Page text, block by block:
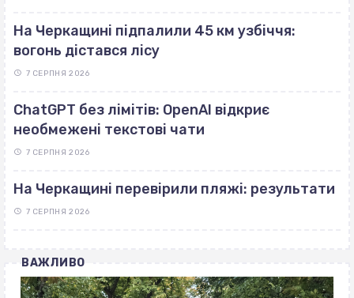
На Черкащині підпалили 45 км узбіччя:
вогонь дістався лісу
7 СЕРПНЯ 2026
ChatGPT без лімітів: OpenAI відкриє
необмежені текстові чати
7 СЕРПНЯ 2026
На Черкащині перевірили пляжі: результати
7 СЕРПНЯ 2026
ВАЖЛИВО